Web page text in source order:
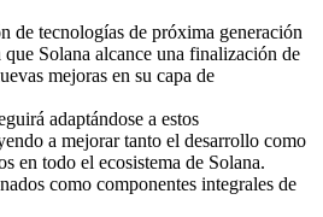
de tecnologías de próxima generación
Solana alcance una finalización de
mejoras en su capa de
adaptándose a estos
a mejorar tanto el desarrollo como
en todo el ecosistema de Solana.
como componentes integrales de